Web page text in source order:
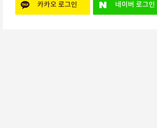
카카오로그인 네이버 로그인